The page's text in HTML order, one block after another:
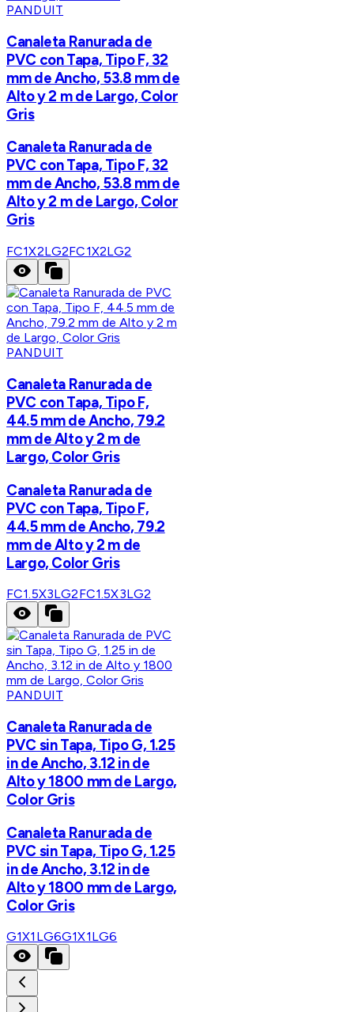
PANDUIT
Canaleta Ranurada de
PVC con Tapa, Tipo F, 32
mm de Ancho, 53.8 mm de
Alto y 2 m de Largo, Color
Gris
Canaleta Ranurada de
PVC con Tapa, Tipo F, 32
mm de Ancho, 53.8 mm de
Alto y 2 m de Largo, Color
Gris
FC1X2LG2FC1X2LG2
PANDUIT
Canaleta Ranurada de
PVC con Tapa, Tipo F,
44.5 mm de Ancho, 79.2
mm de Alto y 2 m de
Largo, Color Gris
Canaleta Ranurada de
PVC con Tapa, Tipo F,
44.5 mm de Ancho, 79.2
mm de Alto y 2 m de
Largo, Color Gris
FC1.5X3LG2FC1.5X3LG2
PANDUIT
Canaleta Ranurada de
PVC sin Tapa, Tipo G, 1.25
in de Ancho, 3.12 in de
Alto y 1800 mm de Largo,
Color Gris
Canaleta Ranurada de
PVC sin Tapa, Tipo G, 1.25
in de Ancho, 3.12 in de
Alto y 1800 mm de Largo,
Color Gris
G1X1LG6G1X1LG6